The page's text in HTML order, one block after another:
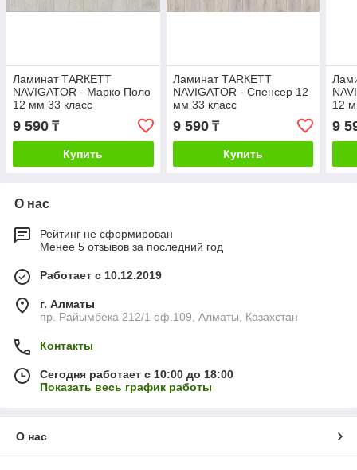
Ламинат ТАRКЕТТ
NAVIGATOR - Марко Поло
12 мм 33 класс
9 590 ₸
Купить
Ламинат ТАRКЕТТ
NAVIGATOR - Спенсер 12
мм 33 класс
9 590₸
Купить
12
9
О нас
Рейтинг не сформирован
Менее 5 отзывов за последний год
Работает с 10.12.2019
г. Алматы
пр. Райымбека 212/1 оф.109, Алматы, Казахстан
Контакты
Сегодня работает с 10:00 до 18:00
Показать весь график работы
О нас